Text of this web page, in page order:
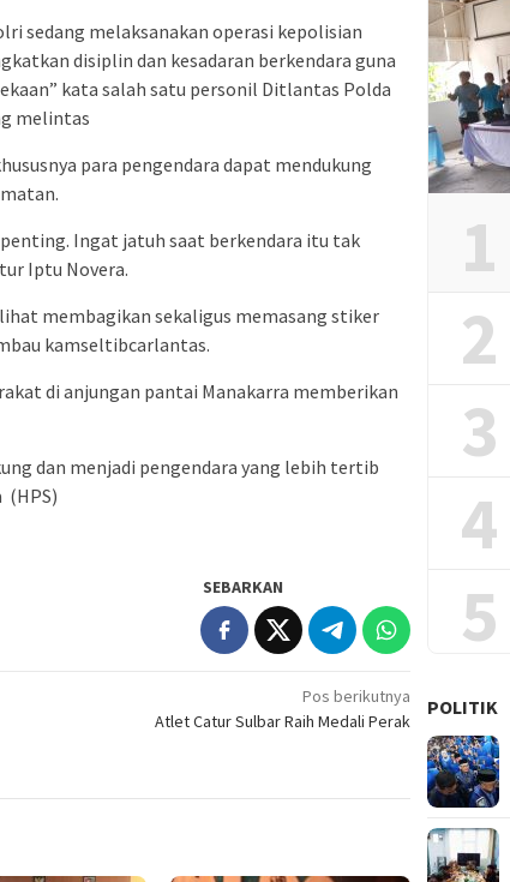
sedang melaksanakan operasi kepolisian
disiplin dan kesadaran berkendara guna
kata salah satu personil Ditlantas Polda
melintas
para pengendara dapat mendukung
Ingat jatuh saat berkendara itu tak
Iptu Novera.
membagikan sekaligus memasang stiker
kamseltibcarlantas.
di anjungan pantai Manakarra memberikan
dan menjadi pengendara yang lebih tertib
(HPS)
SEBARKAN
Pos berikutnya
Atlet Catur Sulbar Raih Medali Perak
1
2
3
4
5
POLITIK